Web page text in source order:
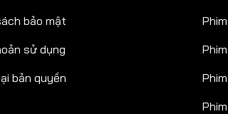
bảo mật
sử dụng
bản quyền